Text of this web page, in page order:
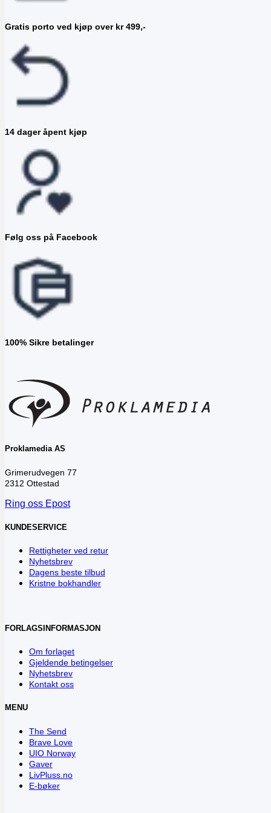
Gratis porto ved kjøp over kr 499,-
14 dager åpent kjøp
Følg oss på Facebook
100% Sikre betalinger
Proklamedia AS
Grimerudvegen 77
2312 Ottestad
Ring oss Epost
KUNDESERVICE
Rettigheter ved retur
Nyhetsbrev
Dagens beste tilbud
Kristne bokhandler
FORLAGSINFORMASJON
Om forlaget
Gjeldende betingelser
Nyhetsbrev
Kontakt oss
MENU
The Send
Brave Love
UIO Norway
Gaver
LivPluss.no
E-bøker